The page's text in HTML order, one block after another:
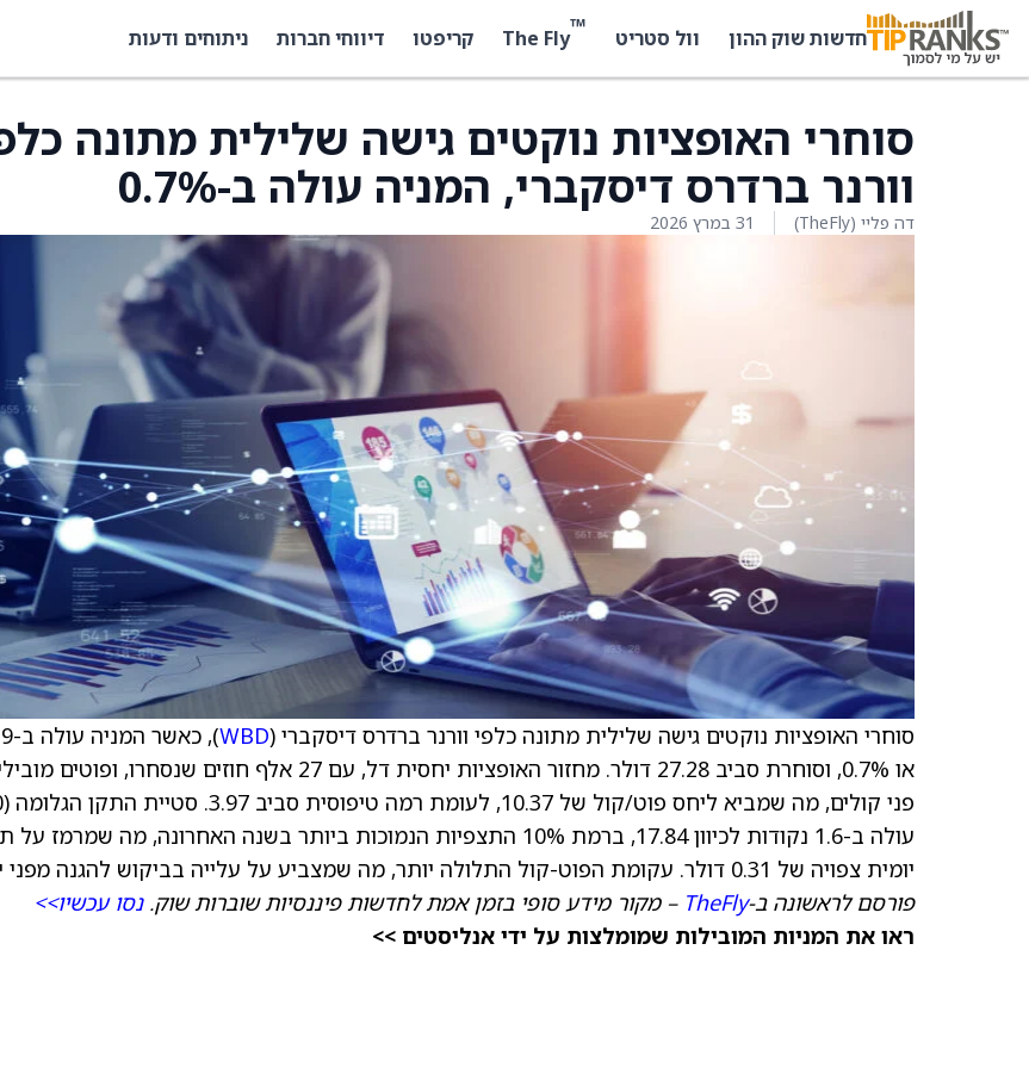
חדשות שוק ההון וול סטריט ™
The Fly קריפטו דיווחי חברות ניתוחים ודעות
סוחרי האופציות נוקטים גישה שלילית מתונה
וורנר ברדרס דיסקברי, המניה עולה ב-0.7%
דה פליי (TheFly) 31 במרץ 2026
סוחרי האופציות נוקטים גישה שלילית מתונה כלפי וורנר ברדרס דיסקברי (WBD
או 0.7%, וסוחרת סביב 27.28 דולר. מחזור האופציות יחסית דל, עם 27 אלף חוזים שנסחרו,
עולה ב-1.6 נקודות לכיוון 17.84, ברמת 10% התצפיות הנמוכות ביותר בשנה האחרונה, מה שמרמז
יומית צפויה של 0.31 דולר. עקומת הפוט-קול התלולה יותר, מה שמצביע על עלייה בביקוש להגנה מפני ירידות.
פורסם לראשונה ב-TheFly – מקור מידע סופי בזמן אמת לחדשות פיננסיות שוברות שוק.נסו עכשיו>>
ראו את המניות המובילות שמומלצות על ידי אנליסטים >>